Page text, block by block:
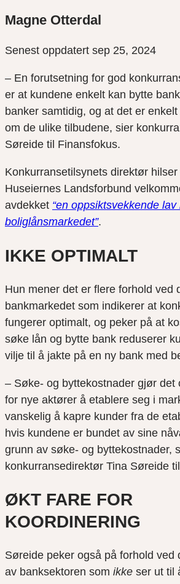
Magne Otterdal
Senest oppdatert sep 25, 2024
– En forutsetning for god
er at kundene enkelt kan bytte
banker samtidig, og at det er
om de ulike tilbudene, sier
Søreide til Finansfokus.
Konkurransetilsynets direktør
Huseiernes Landsforbund
avdekket “en oppsiktsvekkende
boliglånsmarkedet”.
IKKE OPTIMALT
Hun mener det er flere forhold ved
bankmarkedet som indikerer at
fungerer optimalt, og peker på at
søke lån og bytte bank reduserer
vilje til å jakte på en ny bank med
– Søke- og byttekostnader gjør det
for nye aktører å etablere seg i
vanskelig å kapre kunder fra de
hvis kundene er bundet av sine
grunn av søke- og byttekostnader,
konkurransedirektør Tina Søreide
ØKT FARE FOR
KOORDINERING
Søreide peker også på forhold ved
av banksektoren som ikke ser ut til